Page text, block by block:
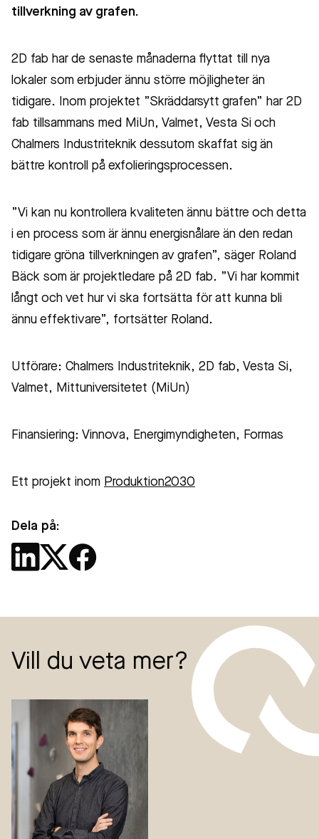
tillverkning av grafen.
2D fab har de senaste månaderna flyttat till nya
lokaler som erbjuder ännu större möjligheter än
tidigare. Inom projektet ”Skräddarsytt grafen” har 2D
fab tillsammans med MiUn, Valmet, Vesta Si och
Chalmers Industriteknik dessutom skaffat sig än
bättre kontroll på exfolieringsprocessen.
”Vi kan nu kontrollera kvaliteten ännu bättre och detta
i en process som är ännu energisnålare än den redan
tidigare gröna tillverkningen av grafen”, säger Roland
Bäck som är projektledare på 2D fab. ”Vi har kommit
långt och vet hur vi ska fortsätta för att kunna bli
ännu effektivare”, fortsätter Roland.
Utförare: Chalmers Industriteknik, 2D fab, Vesta Si,
Valmet, Mittuniversitetet (MiUn)
Finansiering: Vinnova, Energimyndigheten, Formas
Ett projekt inom Produktion2030
Dela på:
Vill du veta mer?